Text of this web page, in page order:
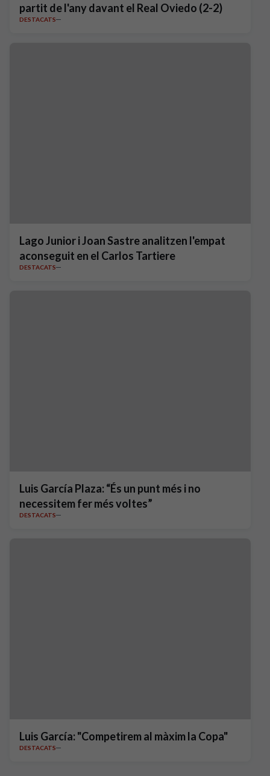
partit de l'any davant el Real Oviedo (2-2)
DESTACATS
Lago Junior i Joan Sastre analitzen l'empat
aconseguit en el Carlos Tartiere
DESTACATS
Luis García Plaza: “És un punt més i no
necessitem fer més voltes”
DESTACATS
Luis García: "Competirem al màxim la Copa"
DESTACATS